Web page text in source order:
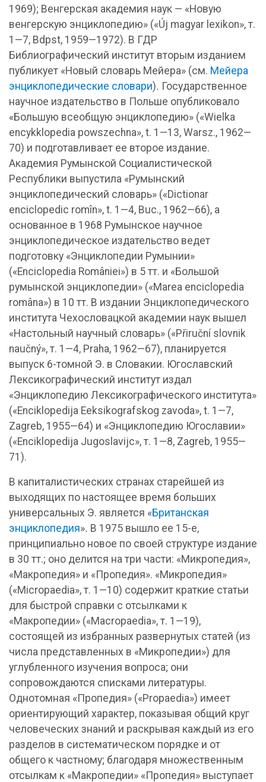
1969); Венгерская академия наук — «Новую
венгерскую энциклопедию» («Új magyar lexikon», т.
1—7, Bdpst, 1959—1972). В ГДР
Библиографический институт вторым изданием
публикует «Новый словарь Мейера» (см. Мейера
энциклопедические словари). Государственное
научное издательство в Польше опубликовало
«Большую всеобщую энциклопедию» («Wielka
encykklopedia powszechna», t. 1—13, Warsz., 1962—
70) и подготавливает ее второе издание.
Академия Румынской Социалистической
Республики выпустила «Румынский
энциклопедический словарь» («Dictionar
enciclopedic romîn», t. 1—4, Buc., 1962—66), а
основанное в 1968 Румынское научное
энциклопедическое издательство ведет
подготовку «Энциклопедии Румынии»
(«Enciclopedia României») в 5 тт. и «Большой
румынской энциклопедии» («Marea enciclopedia
româna») в 10 тт. В издании Энциклопедического
института Чехословацкой академии наук вышел
«Настольный научный словарь» («Přiruční slovnik
naučný», т. 1—4, Praha, 1962—67), планируется
выпуск 6-томной Э. в Словакии. Югославский
Лексикографический институт издал
«Энциклопедию Лексикографического института»
(«Enciklopedija Eeksikografskog zavoda», t. 1—7,
Zagreb, 1955—64) и «Энциклопедию Югославии»
(«Enciklopedija Jugoslavijc», т. 1—8, Zagreb, 1955—
71).
В капиталистических странах старейшей из
выходящих по настоящее время больших
универсальных Э. является «Британская
энциклопедия». В 1975 вышло ее 15-е,
принципиально новое по своей структуре издание
в 30 тт.; оно делится на три части: «Микропедия»,
«Макропедия» и «Пропедия». «Микропедия»
(«Micropaedia», т. 1—10) содержит краткие статьи
для быстрой справки с отсылками к
«Макропедии» («Macropaedia», т. 1—19),
состоящей из избранных развернутых статей (из
числа представленных в «Микропедии») для
углубленного изучения вопроса; они
сопровождаются списками литературы.
Однотомная «Пропедия» («Propaedia») имеет
ориентирующий характер, показывая общий круг
человеческих знаний и раскрывая каждый из его
разделов в систематическом порядке и от
общего к частному; благодаря множественным
отсылкам к «Макропедии» «Пропедия» выступает